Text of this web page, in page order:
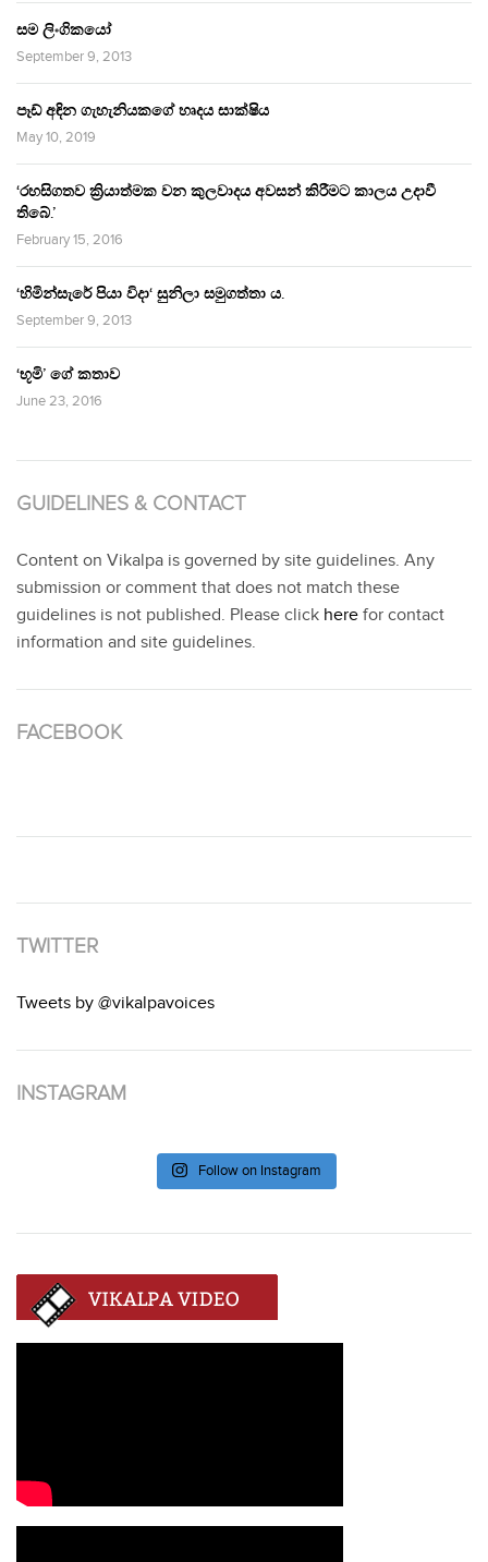
සම ලිංගිකයෝ
September 9, 2013
පෑඩ් අඳින ගැහැනියකගේ හෘදය සාක්ෂිය
May 10, 2019
‘රහසිගතව ක්‍රියාත්මක වන කුලවාදය අවසන් කිරීමට කාලය උදාවී
තිබේ.’
February 15, 2016
‘හිමින්සැරේ පියා විදා‘ සුනිලා සමුගත්තා ය.
September 9, 2013
‘භූමි’ ගේ කතාව
June 23, 2016
GUIDELINES & CONTACT
Content on Vikalpa is governed by site guidelines. Any
submission or comment that does not match these
guidelines is not published. Please click here for contact
information and site guidelines.
FACEBOOK
TWITTER
Tweets by @vikalpavoices
INSTAGRAM
Follow on Instagram